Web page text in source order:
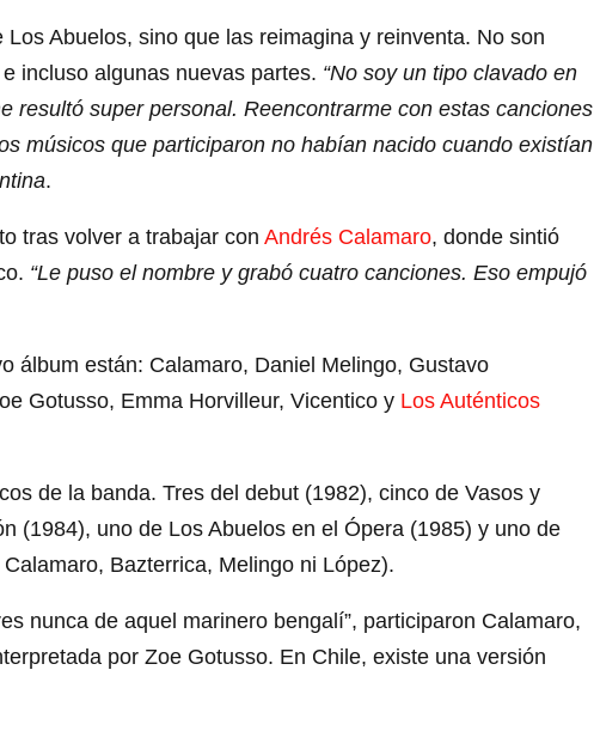
Abuelos, sino que las reimagina y reinventa. No son
incluso algunas nuevas partes. “No soy un tipo clavado en
resultó super personal. Reencontrarme con estas canciones
músicos que participaron no habían nacido cuando existían
.
tras volver a trabajar con Andrés Calamaro, donde sintió
“Le puso el nombre y grabó cuatro canciones. Eso empujó
álbum están: Calamaro, Daniel Melingo, Gustavo
Gotusso, Emma Horvilleur, Vicentico y Los Auténticos
de la banda. Tres del debut (1982), cinco de Vasos y
(1984), uno de Los Abuelos en el Ópera (1985) y uno de
Bazterrica, Melingo ni López).
nunca de aquel marinero bengalí”, participaron Calamaro,
por Zoe Gotusso. En Chile, existe una versión